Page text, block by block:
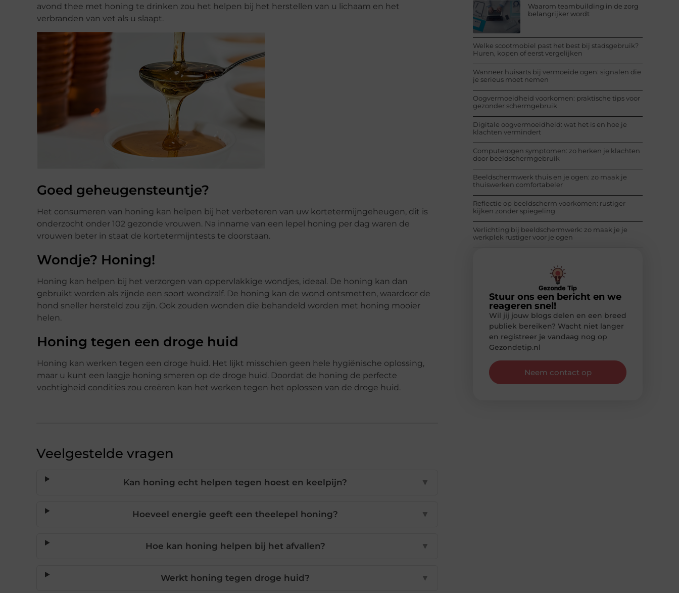
avond thee met honing te drinken zou het helpen bij het herstellen van u lichaam en het
verbranden van vet als u slaapt.
Goed geheugensteuntje?
Het consumeren van honing kan helpen bij het verbeteren van uw kortetermijngeheugen, dit is
onderzocht onder 102 gezonde vrouwen. Na inname van een lepel honing per dag waren de
vrouwen beter in staat de kortetermijntests te doorstaan.
Wondje? Honing!
Honing kan helpen bij het verzorgen van oppervlakkige wondjes, ideaal. De honing kan dan
gebruikt worden als zijnde een soort wondzalf. De honing kan de wond ontsmetten, waardoor de
hond sneller hersteld zou zijn. Ook zouden wonden die behandeld worden met honing mooier
helen.
Honing tegen een droge huid
Honing kan werken tegen een droge huid. Het lijkt misschien geen hele hygiënische oplossing,
maar u kunt een laagje honing smeren op de droge huid. Doordat de honing de perfecte
vochtigheid condities zou creëren kan het werken tegen het oplossen van de droge huid.
Veelgestelde vragen
Kan honing echt helpen tegen hoest en keelpijn? ▼
Hoeveel energie geeft een theelepel honing? ▼
Hoe kan honing helpen bij het afvallen? ▼
Werkt honing tegen droge huid? ▼
Waarom teambuilding in de zorg
belangrijker wordt
Welke scootmobiel past het best bij stadsgebruik?
Huren, kopen of eerst vergelijken
Wanneer huisarts bij vermoeide ogen: signalen die
je serieus moet nemen
Oogvermoeidheid voorkomen: praktische tips voor
gezonder schermgebruik
Digitale oogvermoeidheid: wat het is en hoe je
klachten vermindert
Computerogen symptomen: zo herken je klachten
door beeldschermgebruik
Beeldschermwerk thuis en je ogen: zo maak je
thuiswerken comfortabeler
Reflectie op beeldscherm voorkomen: rustiger
kijken zonder spiegeling
Verlichting bij beeldschermwerk: zo maak je je
werkplek rustiger voor je ogen
Stuur ons een bericht en we
reageren snel!
Wil jij jouw blogs delen en een breed
publiek bereiken? Wacht niet langer
en registreer je vandaag nog op
Gezondetip.nl
Neem contact op